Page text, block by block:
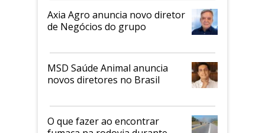
Axia Agro anuncia novo diretor
de Negócios do grupo
MSD Saúde Animal anuncia
novos diretores no Brasil
O que fazer ao encontrar